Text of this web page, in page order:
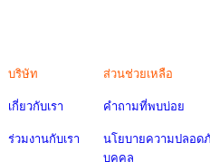
บริษัท
เกี่ยวกับเรา
ร่วมงานกับเรา
ส่วนช่วยเหลือ
คำถามที่พบบ่อย
นโยบายความปลอด
บุคคล